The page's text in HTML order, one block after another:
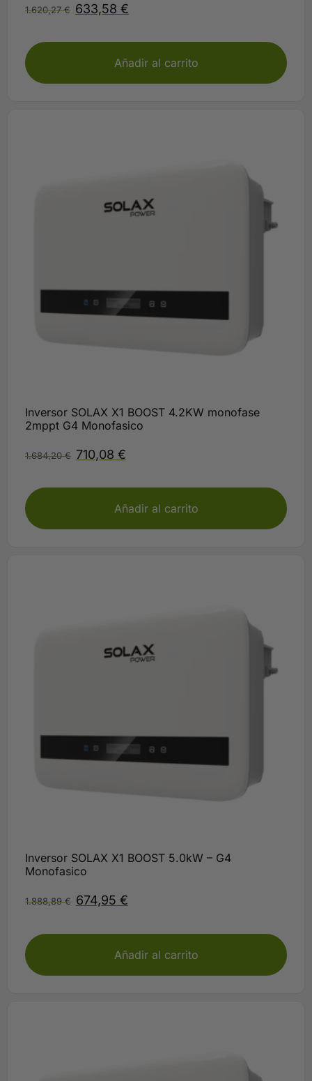
1.620,27€ 633,58 €
Añadir al carrito
Inversor SOLAX X1 BOOST 4.2KW monofase
2mppt G4 Monofasico
1.684,20€ 710,08 €
Añadir al carrito
Inversor SOLAX X1 BOOST 5.0kW – G4
Monofasico
1.888,89€ 674,95 €
Añadir al carrito